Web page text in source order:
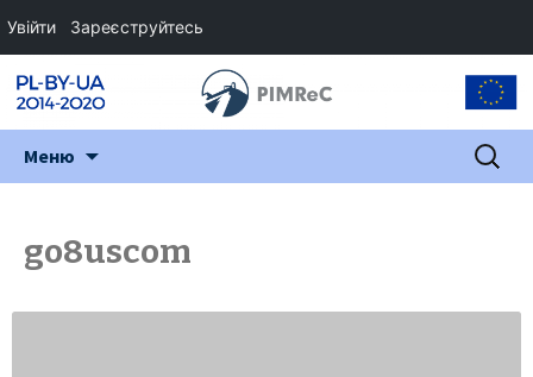
Меню Пошук:
go8uscom
Увійти Зареєструйтесь